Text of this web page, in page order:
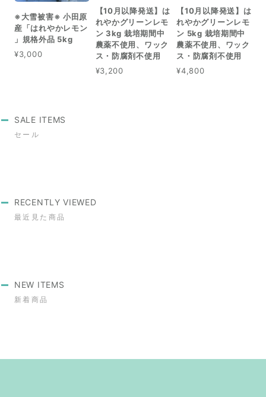
※大雪被害※ 小田原
産「はれやかレモン
」規格外品 5kg
¥3,000
【10月以降発送】は
れやかグリーンレモ
ン 3kg 栽培期間中
農薬不使用、ワック
ス・防腐剤不使用
¥3,200
【10月以降発送】は
れやかグリーンレモ
ン 5kg 栽培期間中
農薬不使用、ワック
ス・防腐剤不使用
¥4,800
SALE ITEMS
セール
RECENTLY VIEWED
最近見た商品
NEW ITEMS
新着商品